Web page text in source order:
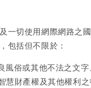
切使用網際網路之
包括但不限於：
俗或其他不法之文字
財產權及其他權利之